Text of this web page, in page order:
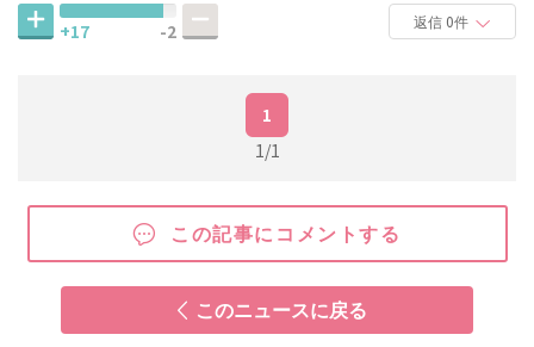
+17 -2 返信 0件
1
1/1
この記事にコメントする
このニュースに戻る